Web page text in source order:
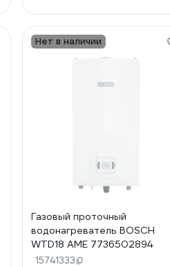
Нет в наличии
Газовый проточный
водонагреватель BOSCH
WTD18 AME 7736502894
15741333